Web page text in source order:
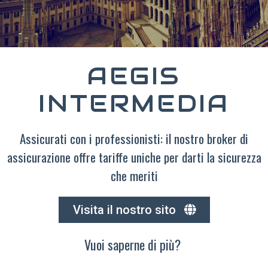
AEGIS
INTERMEDIA
Assicurati con i professionisti: il nostro broker di
assicurazione offre tariffe uniche per darti la sicurezza
che meriti
Visita il nostro sito
Vuoi saperne di più?